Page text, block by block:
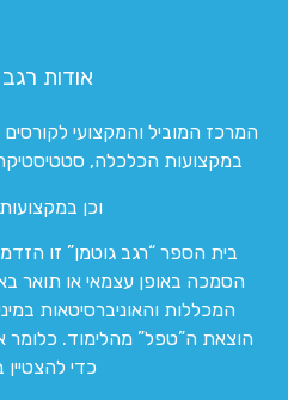
אודות
במקצועות הכלכלה,
וכן
בית הספר “רגב גוטמן” זו
הסמכה באופן עצמאי או תואר
המכללות והאוניברסיטאות
הוצאת ה”טפל” מהלימוד. כלומר
כדי להצטיין